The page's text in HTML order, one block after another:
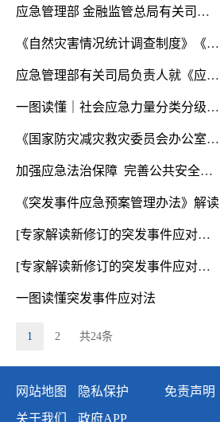
应急管理部 金融监管总局有关司局负责人就《安全生产责任保险实施办法》答记者问
《自然灾害情况统计调查制度》《特别重大自然灾害损失统计调查制度》解读
应急管理部有关司局负责人就《应急管理行政处罚裁量权基准》答记者问
一图读懂｜社会应急力量分类分级测评实施办法（试行）
《国家防灾减灾救灾委员会办公室关于进一步加强应急抢险救灾物资保障体系和能力建设的指导意见》解读
加强应急法治保障 完善公共安全体系——修订后的突发事件应对法解读
《突发事件应急预案管理办法》解读
[专家解读新修订的突发事件应对法]筑牢社会力量有序参与应急管理的法治根基
[专家解读新修订的突发事件应对法]健全突发事件信息管理体系 提高突发事件预防和应对能力
一图读懂突发事件应对法
1 2 共24条
网站地图 隐私保护 免责声明
关于我们
政府APP